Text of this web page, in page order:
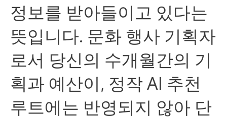
정보를 받아들이고 있다는
뜻입니다. 문화 행사 기획자
로서 당신의 수개월간의 기
획과 예산이, 정작 AI 추천
루트에는 반영되지 않아 단